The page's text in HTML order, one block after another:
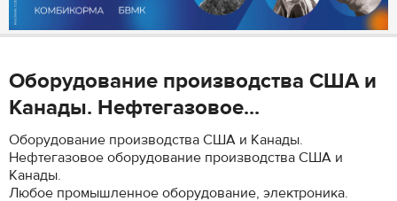
Оборудование производства США и
Канады. Нефтегазовое...
Оборудование производства США и Канады.
Нефтегазовое оборудование производства США и
Канады.
Любое промышленное оборудование, электроника.